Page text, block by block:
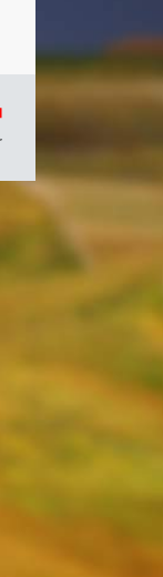
/
Symbole
du
gouvernement
du